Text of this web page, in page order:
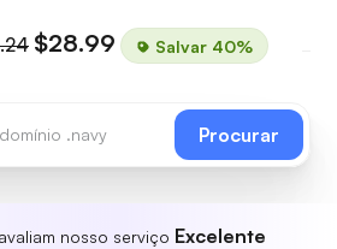
$28.99 Salvar 40%
Procurar
nosso serviço Excelente